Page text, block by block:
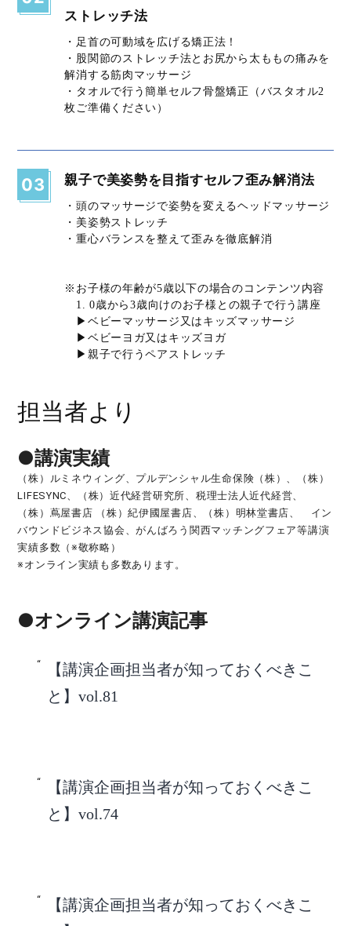
ストレッチ法
・足首の可動域を広げる矯正法！
・股関節のストレッチ法とお尻から太ももの痛みを
解消する筋肉マッサージ
・タオルで行う簡単セルフ骨盤矯正（バスタオル2
枚ご準備ください）
03 親子で美姿勢を目指すセルフ歪み解消法
・頭のマッサージで姿勢を変えるヘッドマッサージ
・美姿勢ストレッチ
・重心バランスを整えて歪みを徹底解消
※お子様の年齢が5歳以下の場合のコンテンツ内容
1. 0歳から3歳向けのお子様との親子で行う講座
▶ベビーマッサージ又はキッズマッサージ
▶ベビーヨガ又はキッズヨガ
▶親子で行うペアストレッチ
担当者より
●講演実績
（株）ルミネウィング、プルデンシャル生命保険（株）、（株）
LIFESYNC、（株）近代経営研究所、税理士法人近代経営、
（株）蔦屋書店 （株）紀伊國屋書店、（株）明林堂書店、 イン
バウンドビジネス協会、がんばろう関西マッチングフェア等講演
実績多数（※敬称略）
※オンライン実績も多数あります。
●オンライン講演記事
【講演企画担当者が知っておくべきこ
と】vol.81
【講演企画担当者が知っておくべきこ
と】vol.74
【講演企画担当者が知っておくべきこ